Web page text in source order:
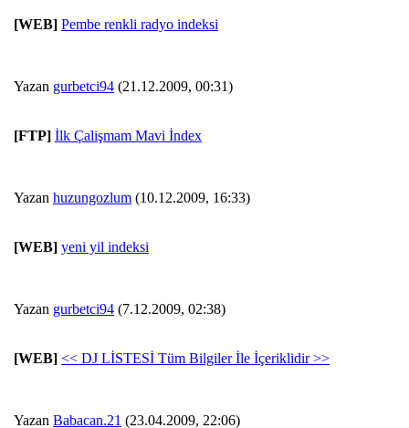
[WEB] Pembe renkli radyo indeksi
Yazan gurbetci94 (21.12.2009, 00:31)
[FTP] İlk Çalişmam Mavi İndex
Yazan huzungozlum (10.12.2009, 16:33)
[WEB] yeni yil indeksi
Yazan gurbetci94 (7.12.2009, 02:38)
[WEB] << DJ LİSTESİ Tüm Bilgiler İle İçeriklidir >>
Yazan Babacan.21 (23.04.2009, 22:06)